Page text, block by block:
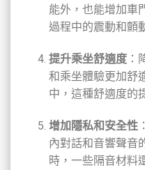
能外，也能增加車
過程中的震動和顫
提升乘坐舒適度：
和乘坐體驗更加舒
中，這種舒適度的
增加隱私和安全性
內對話和音響聲音
時，一些隔音材料